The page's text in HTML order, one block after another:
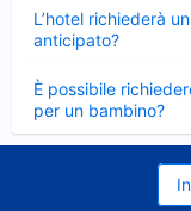
L’hotel richiederà
anticipato?
chiuso
È possibile
per un bambino?
Elemento
chiuso